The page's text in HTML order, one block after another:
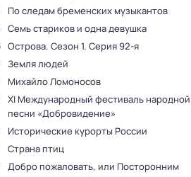
По следам бременских музыкантов
Семь стариков и одна девушка
Острова. Сезон 1. Серия 92-я
Земля людей
Михайло Ломоносов
XI Международный фестиваль народной
песни «Добровидение»
Исторические курорты России
Страна птиц
Добро пожаловать, или Посторонним